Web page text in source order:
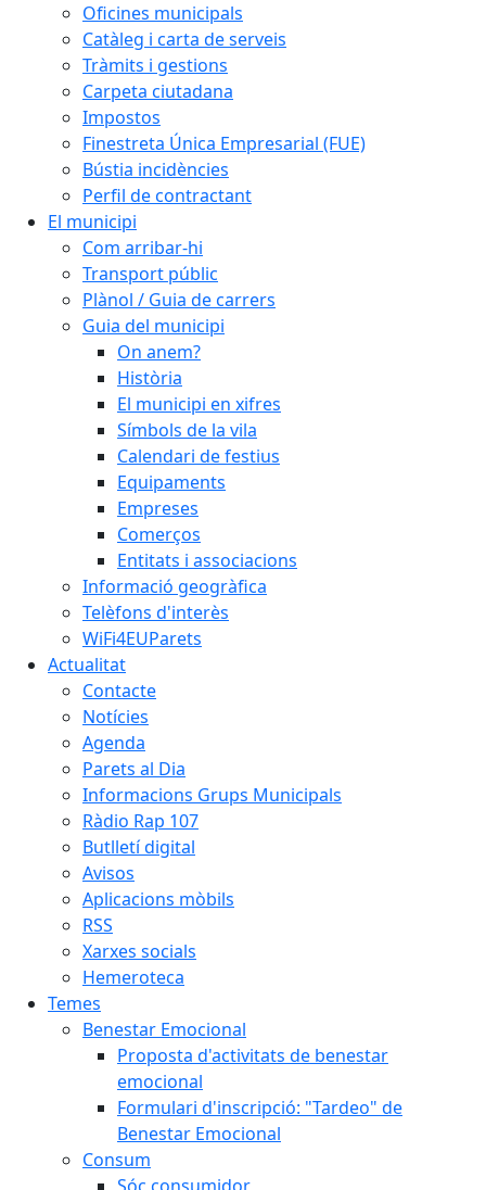
Oficines municipals
Catàleg i carta de serveis
Tràmits i gestions
Carpeta ciutadana
Impostos
Finestreta Única Empresarial (FUE)
Bústia incidències
Perfil de contractant
El municipi
Com arribar-hi
Transport públic
Plànol / Guia de carrers
Guia del municipi
On anem?
Història
El municipi en xifres
Símbols de la vila
Calendari de festius
Equipaments
Empreses
Comerços
Entitats i associacions
Informació geogràfica
Telèfons d'interès
WiFi4EUParets
Actualitat
Contacte
Notícies
Agenda
Parets al Dia
Informacions Grups Municipals
Ràdio Rap 107
Butlletí digital
Avisos
Aplicacions mòbils
RSS
Xarxes socials
Hemeroteca
Temes
Benestar Emocional
Proposta d'activitats de benestar
emocional
Formulari d'inscripció: "Tardeo" de
Benestar Emocional
Consum